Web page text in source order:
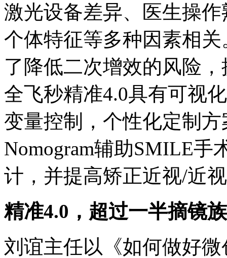
激光设备差异、医生操
个体特征等多种因素相关
了降低二次增效的风险
全飞秒精准4.0具有可视
变量控制，个性化定制
Nomogram辅助SMILE手
计，并提高矫正近视/近
精准4.0，超过一半摘镜
刘谊主任以《如何做好